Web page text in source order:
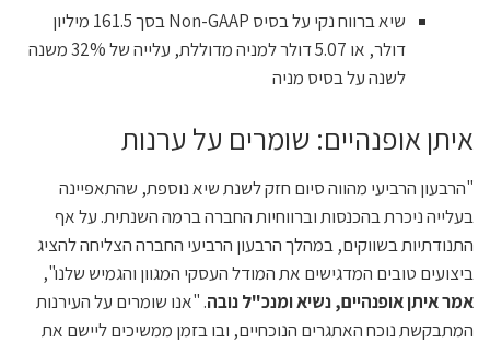
שיא ברווח נקי על בסיס Non-GAAP בסך 161.5 מיליון
דולר, או 5.07 דולר למניה מדוללת, עלייה של 32% משנה
לשנה על בסיס מניה
איתן אופנהיים: שומרים על ערנות
"הרבעון הרביעי מהווה סיום חזק לשנת שיא נוספת, שהתאפיינה
בעלייה ניכרת בהכנסות וברווחיות החברה ברמה השנתית. על אף
התנודתיות בשווקים, במהלך הרבעון הרביעי החברה הצליחה להציג
ביצועים טובים המדגישים את המודל העסקי המגוון והגמיש שלנו",
אמר איתן אופנהיים, נשיא ומנכ"ל נובה. "אנו שומרים על העירנות
המתבקשת נוכח האתגרים הנוכחיים, ובו בזמן ממשיכים ליישם את